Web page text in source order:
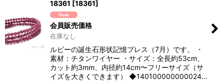
18361 [18361]
会員販売価格
在庫なし
ルビーの誕生石形状記憶ブレス（7月）です。 ・
素材：チタンワイヤー ・サイズ：全長約53cm、
カット約3mm、内径約14cm〜フリーサイズ（サ
イズを大きくできます） ◆140100000000024…